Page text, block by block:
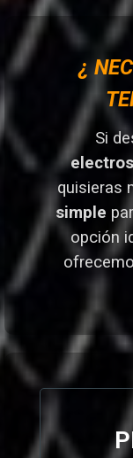
¿
Si
quisieras
simple
opción